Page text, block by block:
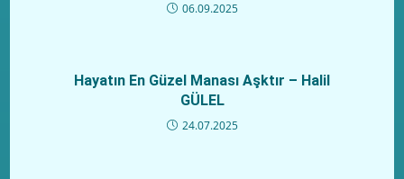
06.09.2025
Hayatın En Güzel Manası Aşktır – Halil
GÜLEL
24.07.2025